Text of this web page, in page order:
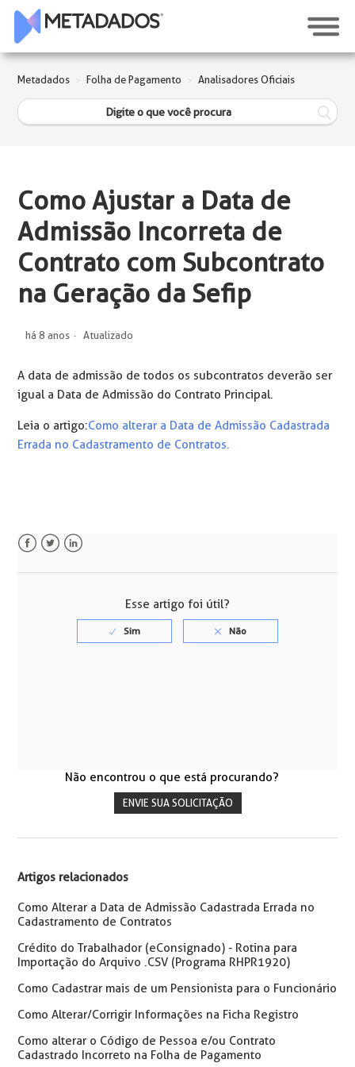
Metadados Folha de Pagamento Analisadores Oficiais
Como Ajustar a Data de
Admissão Incorreta de
Contrato com Subcontrato
na Geração da Sefip
há 8 anos Atualizado
A data de admissão de todos os subcontratos deverão ser
igual a Data de Admissão do Contrato Principal.
Leia o artigo:Como alterar a Data de Admissão Cadastrada
Errada no Cadastramento de Contratos.
Esse artigo foi útil?
Não encontrou o que está procurando?
ENVIE SUA SOLICITAÇÃO
Artigos relacionados
Como Alterar a Data de Admissão Cadastrada Errada no
Cadastramento de Contratos
Crédito do Trabalhador (eConsignado) - Rotina para
Importação do Arquivo .CSV (Programa RHPR1920)
Como Cadastrar mais de um Pensionista para o Funcionário
Como Alterar/Corrigir Informações na Ficha Registro
Como alterar o Código de Pessoa e/ou Contrato
Cadastrado Incorreto na Folha de Pagamento